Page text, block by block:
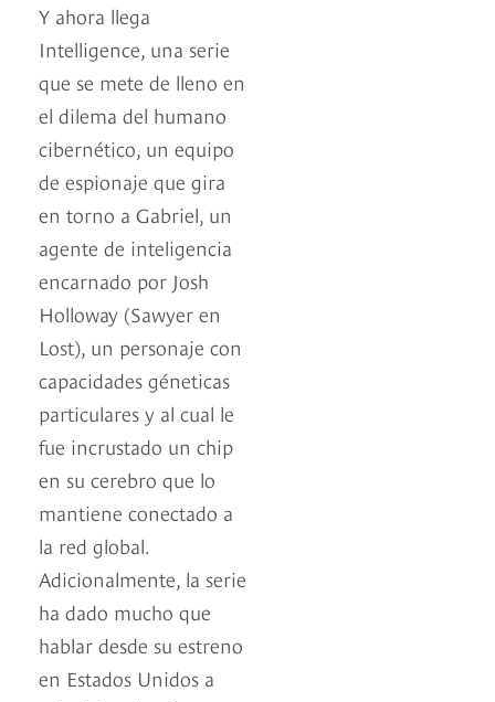
Y ahora llega
Intelligence, una serie
que se mete de lleno en
el dilema del humano
cibernético, un equipo
de espionaje que gira
en torno a Gabriel, un
agente de inteligencia
encarnado por Josh
Holloway (Sawyer en
Lost), un personaje con
capacidades géneticas
particulares y al cual le
fue incrustado un chip
en su cerebro que lo
mantiene conectado a
la red global.
Adicionalmente, la serie
ha dado mucho que
hablar desde su estreno
en Estados Unidos a